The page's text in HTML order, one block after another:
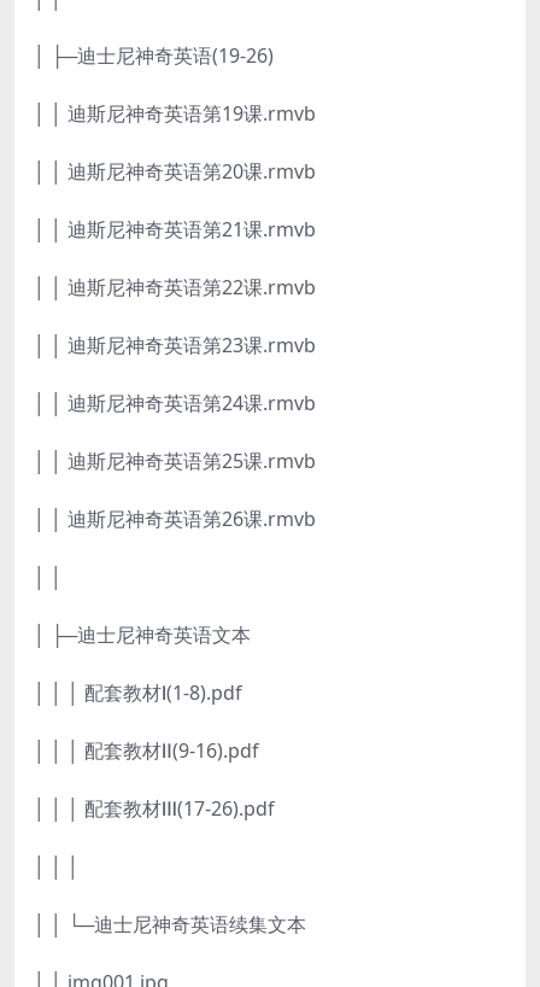
│ ├─迪士尼神奇英语(19-26)
│ │ 迪斯尼神奇英语第19课.rmvb
│ │ 迪斯尼神奇英语第20课.rmvb
│ │ 迪斯尼神奇英语第21课.rmvb
│ │ 迪斯尼神奇英语第22课.rmvb
│ │ 迪斯尼神奇英语第23课.rmvb
│ │ 迪斯尼神奇英语第24课.rmvb
│ │ 迪斯尼神奇英语第25课.rmvb
│ │ 迪斯尼神奇英语第26课.rmvb
│ ├─迪士尼神奇英语文本
│ │ │ 配套教材Ⅰ(1-8).pdf
│ │ │ 配套教材Ⅱ(9-16).pdf
│ │ │ 配套教材Ⅲ(17-26).pdf
│ │ └─迪士尼神奇英语续集文本